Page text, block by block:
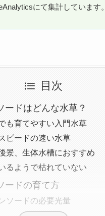
にて集計しています。
目次
ードはどんな水草？
も育てやすい入門水草
ピードの速い水草
景、生体水槽におすすめ
るようで枯れていない
ードの育て方
ソードの必要光量